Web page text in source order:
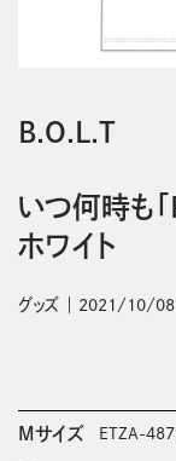
B.O.L.T
いつ何時も
ホワイト
グッズ 2021/10/08
Mサイズ ETZA-